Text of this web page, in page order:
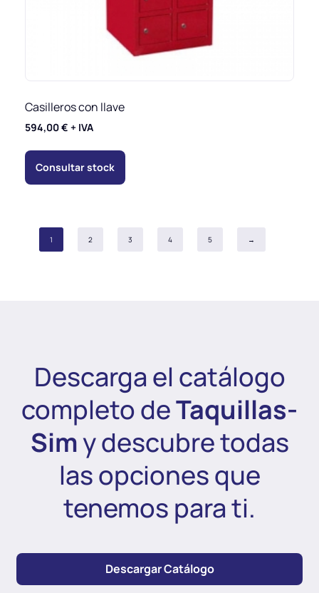
Casilleros con llave
594,00€ + IVA
Consultar stock
1 2 3 4 5 →
Descarga el catálogo
completo deTaquillas-
Simy descubre todas
las opciones que
tenemos para ti.
Descargar Catálogo